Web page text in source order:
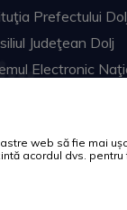
Prefectului
Judeţean Dolj
Electronic
Toate drepturile
web să fie mai
acordul dvs.